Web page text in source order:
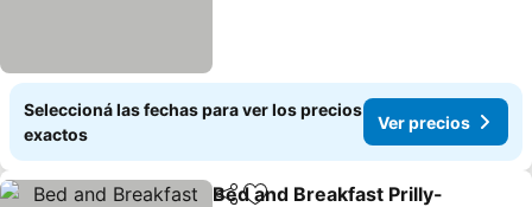
Seleccioná las fechas para ver los precios
exactos
Ver precios
Bed and Breakfast Prilly-